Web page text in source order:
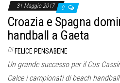
31 Maggio 2017 0
Croazia e Spagna
handball a Gaeta
Di FELICE PENSABENE
Un grande successo per il Cus
Calce i campionati di beach